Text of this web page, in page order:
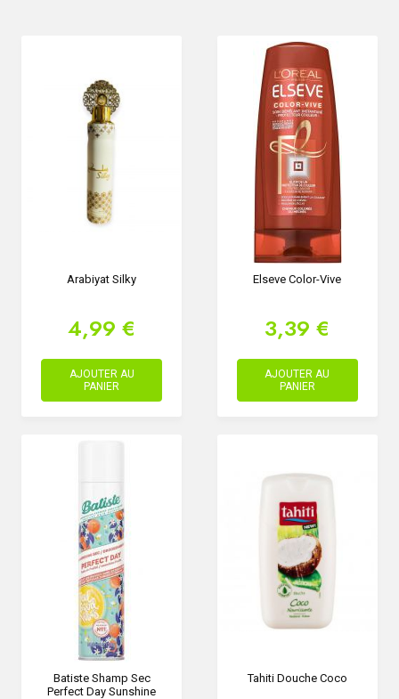
Arabiyat Silky
4,99 €
AJOUTER AU
PANIER
Elseve Color-Vive
3,39 €
AJOUTER AU
PANIER
Batiste Shamp Sec
Perfect Day Sunshine
Tahiti Douche Coco